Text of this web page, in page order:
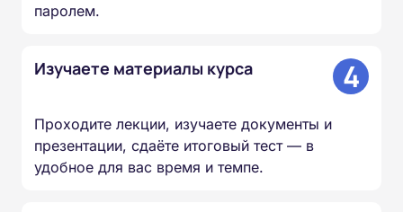
паролем.
Изучаете материалы курса 4
Проходите лекции, изучаете документы и
презентации, сдаёте итоговый тест — в
удобное для вас время и темпе.